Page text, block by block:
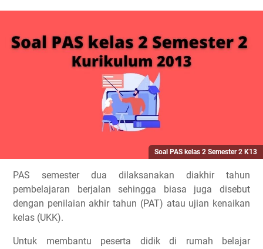
Soal PAS kelas 2 Semester 2 K13
PAS semester dua dilaksanakan diakhir tahun
pembelajaran berjalan sehingga biasa juga disebut
dengan penilaian akhir tahun (PAT) atau ujian kenaikan
kelas (UKK).
Untuk membantu peserta didik di rumah belajar